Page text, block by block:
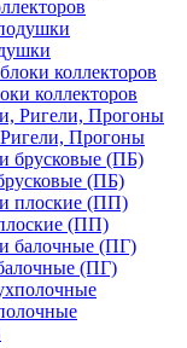
коллекторов
Прогоны
(ПБ)
(ПП)
(ПГ)